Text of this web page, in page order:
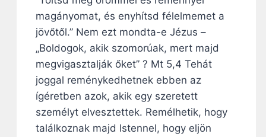
magányomat, és enyhítsd félelmemet a
jövőtől.” Nem ezt mondta-e Jézus –
„Boldogok, akik szomorúak, mert majd
megvigasztalják őket” ? Mt 5,4 Tehát
joggal reménykedhetnek ebben az
ígéretben azok, akik egy szeretett
személyt elvesztettek. Remélhetik, hogy
találkoznak majd Istennel, hogy eljön